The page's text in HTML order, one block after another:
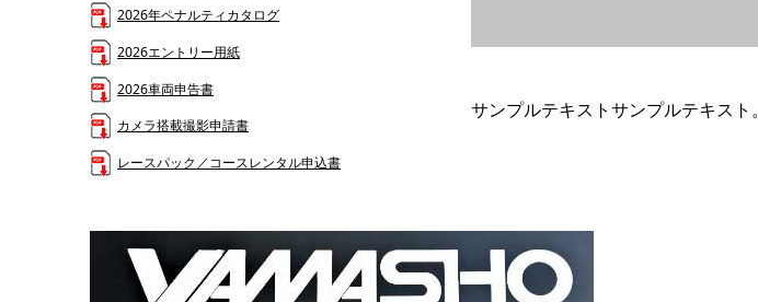
サンプルテキストサンプルテキスト。
2026年ペナルティカタログ
2026エントリー用紙
2026車両申告書
カメラ搭載撮影申請書
レースパック／コースレンタル申込書